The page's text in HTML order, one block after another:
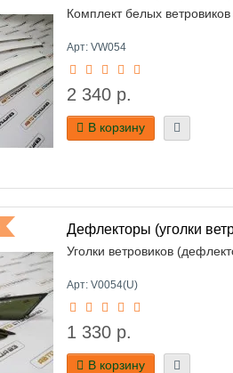
Комплект белых
Арт: VW054
2 340 р.
В корзину
Дефлекторы (уголки
Уголки ветровиков
Арт: V0054(U)
1 330 р.
В корзину